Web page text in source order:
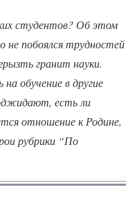
студентов? Об этом
не побоялся трудностей
гранит науки.
обучение в другие
есть ли
отношение к Родине,
рубрики “По